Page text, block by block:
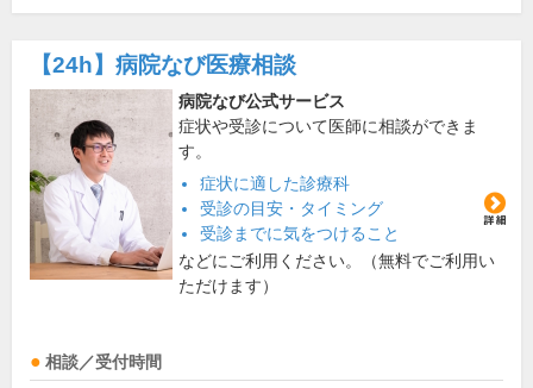
【24h】 病院なび医療相談
病院なび公式サービス
症状や受診について医師に相談ができま
す。
症状に適した診療科
受診の目安・タイミング
受診までに気をつけること
などにご利用ください。（無料でご利用い
ただけます）
相談／受付時間